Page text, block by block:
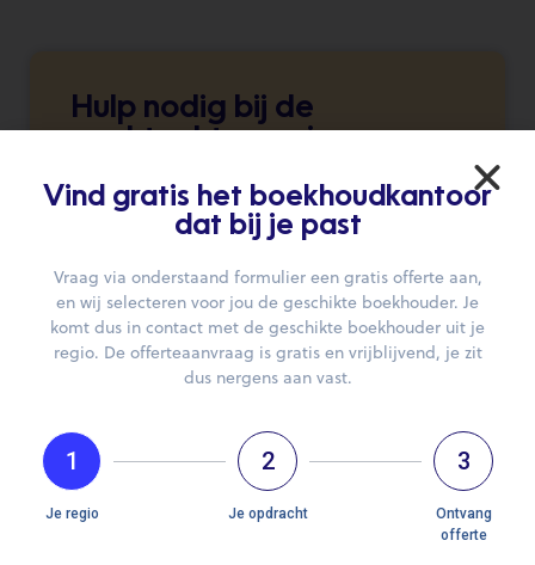
Hulp nodig bij de
zoektocht naar je
Wij brengen je graag in contact.
DIEN JE AANVRAAG IN
Vind gratis het boekhoudkantoor
dat bij je past
Vraag via onderstaand formulier een gratis offerte aan,
en wij selecteren voor jou de geschikte boekhouder. Je
komt dus in contact met de geschikte boekhouder uit je
regio. De offerteaanvraag is gratis en vrijblijvend, je zit
dus nergens aan vast.
1 2 3